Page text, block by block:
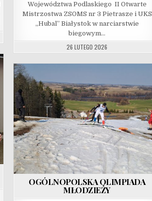
Województwa Podlaskiego II Otwarte
Mistrzostwa ZSOMS nr 3 Pietrasze i UKS
„Hubal” Białystok w narciarstwie
biegowym…
26 LUTEGO 2026
OGÓLNOPOLSKA OLIMPIADA
MŁODZIEŻY